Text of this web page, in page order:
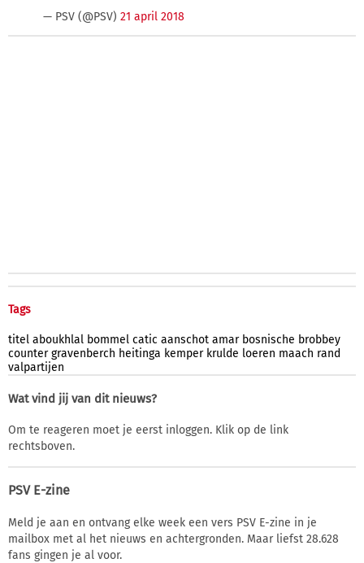
— PSV (@PSV) 21 april 2018
Tags
titel aboukhlal bommel catic aanschot amar bosnische brobbey
counter gravenberch heitinga kemper krulde loeren maach rand
valpartijen
Wat vind jij van dit nieuws?
Om te reageren moet je eerst inloggen. Klik op de link
rechtsboven.
PSV E-zine
Meld je aan en ontvang elke week een vers PSV E-zine in je
mailbox met al het nieuws en achtergronden. Maar liefst 28.628
fans gingen je al voor.